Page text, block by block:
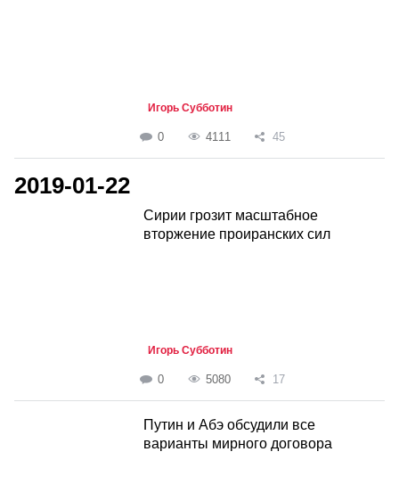
Игорь Субботин
0 4111 45
2019-01-22
Сирии грозит масштабное
вторжение проиранских сил
Игорь Субботин
0 5080 17
Путин и Абэ обсудили все
варианты мирного договора